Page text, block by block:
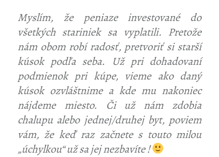
Myslím, že peniaze investované do
všetkých stariniek sa vyplatili. Pretože
nám obom robí radosť, pretvoriť si starší
kúsok podľa seba. Už pri dohadovaní
podmienok pri kúpe, vieme ako daný
kúsok ozvláštnime a kde mu nakoniec
nájdeme miesto. Či už nám zdobia
chalupu alebo jednej/druhej byt, poviem
vám, že keď raz začnete s touto milou
„úchylkou“ už sa jej nezbavíte !